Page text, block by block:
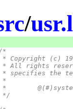
/
/*
* Copyright (c)
* All rights
* specifies the
*
*/